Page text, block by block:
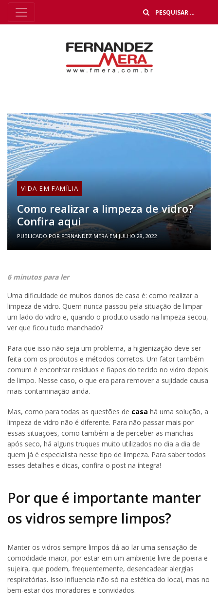
VIDA EM FAMÍLIA
Como realizar a limpeza de vidro?
Confira aqui
PUBLICADO POR FERNANDEZ MERA EM JULHO 28, 2022
6 minutos para ler
Uma dificuldade de muitos donos de casa é: como realizar a
limpeza de vidro. Quem nunca passou pela situação de limpar
um lado do vidro e, quando o produto usado na limpeza secou,
ver que ficou tudo manchado?
Para que isso não seja um problema, a higienização deve ser
feita com os produtos e métodos corretos. Um fator também
comum é encontrar resíduos e fiapos do tecido no vidro depois
de limpo. Nesse caso, o que era para remover a sujidade causa
mais contaminação ainda.
Mas, como para todas as questões de casa há uma solução, a
limpeza de vidro não é diferente. Para não passar mais por
essas situações, como também a de perceber as manchas
após seco, há alguns truques muito utilizados no dia a dia de
quem já é especialista nesse tipo de limpeza. Para saber todos
esses detalhes e dicas, confira o post na íntegra!
Por que é importante manter
os vidros sempre limpos?
Manter os vidros sempre limpos dá ao lar uma sensação de
comodidade maior, por estar em um ambiente livre de poeira e
sujeira, que podem, frequentemente, desencadear alergias
respiratórias. Isso influencia não só na estética do local, mas no
bem-estar dos moradores e convidados.